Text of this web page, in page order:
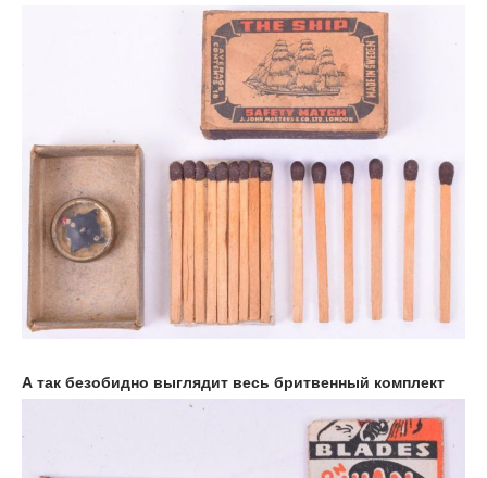
А так безобидно выглядит весь бритвенный комплект